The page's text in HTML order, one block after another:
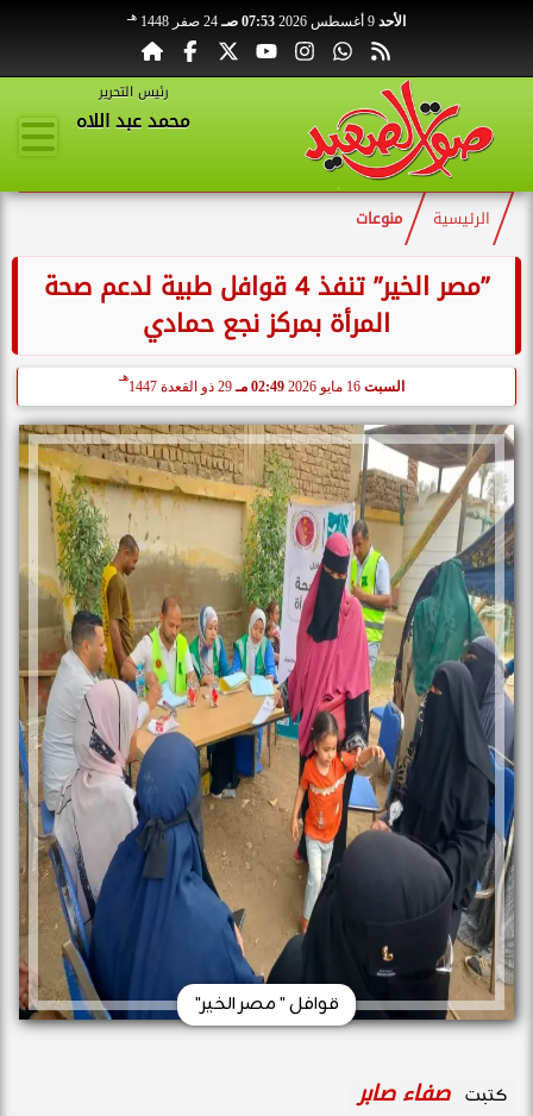
الأحد 07:53 صـ 24 صفر 1448 هـ
رئيس التحرير
محمد عبد اللاه
الرئيسية منوعات
”مصر الخير” تنفذ 4 قوافل طبية لدعم صحة
المرأة بمركز نجع حمادي
السبت 02:49 مـ 29 ذو القعدة 1447
هـ
قوافل " مصر الخير"
كتبت صفاء صابر